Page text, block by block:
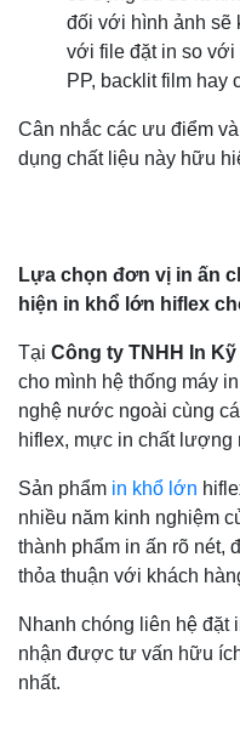
đối với hình ảnh sẽ
với file đặt in so với
PP, backlit film hay
Cân nhắc các ưu điểm
dụng chất liệu này hữu
Lựa chọn đơn vị in ấn
hiện in khổ lớn hiflex
Tại Công ty TNHH In
cho mình hệ thống máy
nghệ nước ngoài cùng
hiflex, mực in chất lượng
Sản phẩm in khổ lớn
nhiều năm kinh nghiệm
thành phẩm in ấn rõ nét,
thỏa thuận với khách
Nhanh chóng liên hệ đặt
nhận được tư vấn hữu
nhất.